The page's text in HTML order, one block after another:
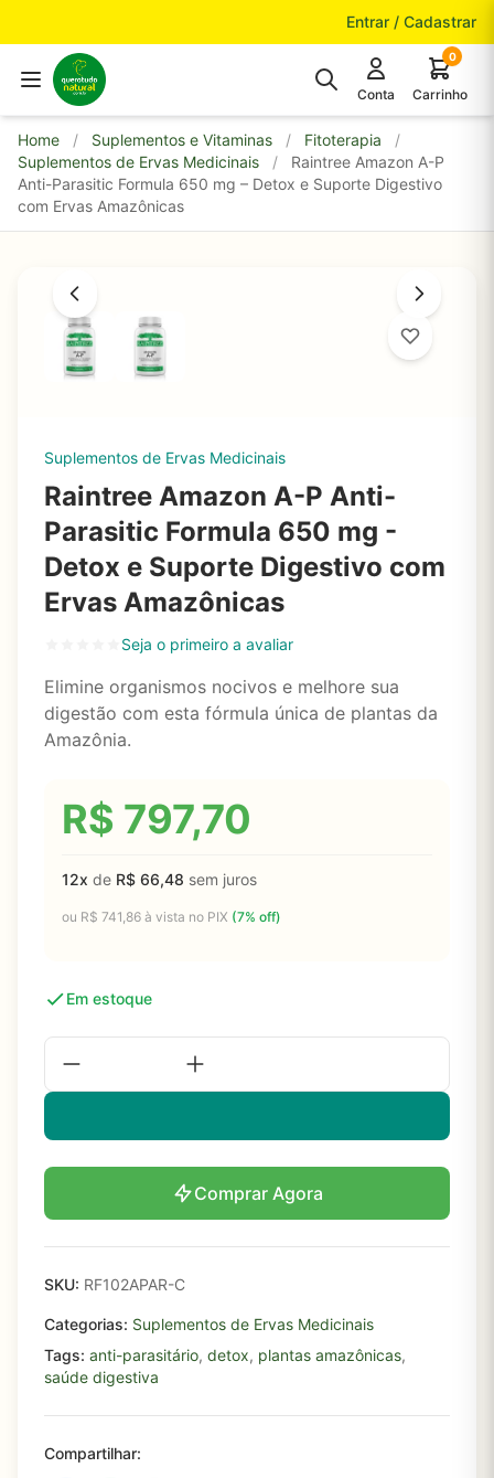
Entrar / Cadastrar
Conta
0
Carrinho
Home / Suplementos e Vitaminas / Fitoterapia
/
Suplementos de Ervas Medicinais
/
Raintree Amazon A-P
Anti-Parasitic Formula 650 mg – Detox e Suporte Digestivo
com Ervas Amazônicas
Suplementos de Ervas Medicinais
Raintree Amazon A-P Anti-
Parasitic Formula 650 mg -
Detox e Suporte Digestivo com
Ervas Amazônicas
Seja o primeiro a avaliar
Elimine organismos nocivos e melhore sua
digestão com esta fórmula única de plantas da
Amazônia.
R$ 797,70
12x de R$ 66,48 sem juros
ou R$ 741,86 à vista no PIX (7% off)
Em estoque
Comprar Agora
SKU: RF102APAR-C
Categorias: Suplementos de Ervas Medicinais
Tags: anti-parasitário, detox, plantas amazônicas,
saúde digestiva
Compartilhar: